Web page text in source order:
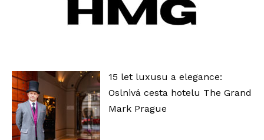
č
15 let luxusu a elegance:
Oslnivá cesta hotelu The Grand
Mark Prague